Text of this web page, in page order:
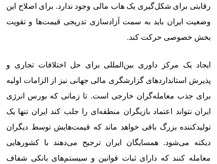
رقابتی برای شکل‌گیری یک هاب مالی وجود ندارد. برای اصلاح این
وضعیت ایران باید به سمت آزادسازی تدریجی قیمت‌ها و تقویت
بخش خصوصی حرکت کند.
ایجاد یک مرکز داوری بین‌المللی برای حل اختلافات تجاری و
پذیرش استانداردهای گزارشگری مالی جهانی نیز از الزامات اولیه
برای جذب معامله‌گران خارجی است. تا زمانی که بورس انرژی
ایران نتواند اعتماد بازیگران منطقه‌ای را جلب کند ایران تنها یک
تولیدکننده بزرگ باقی خواهد ماند که قیمت‌هایش توسط دیگران
دیکته می‌شود. همسایگان ایران ترجیح می‌دهند با کشورهایی
معامله کنند که دارای ثبات قوانین و سیستم‌های بانکی شفاف